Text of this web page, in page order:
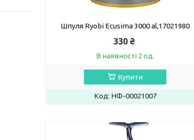
Шпуля Ryobi Ecusima 3000 al,17021980
330 ₴
В наявності 2 од.
Купити
НФ-00021007